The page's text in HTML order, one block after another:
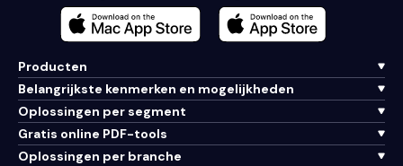
Producten
Belangrijkste kenmerken en mogelijkheden
Oplossingen per segment
Gratis online PDF-tools
Oplossingen per branche